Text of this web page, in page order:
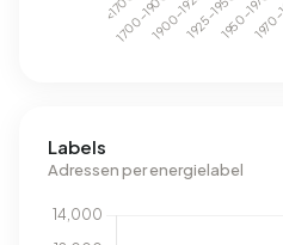
Labels
Adressen per energielabel